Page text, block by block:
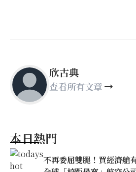
欣古典
查看所有文章
本日熱門
不再委屈雙腿！買經濟艙